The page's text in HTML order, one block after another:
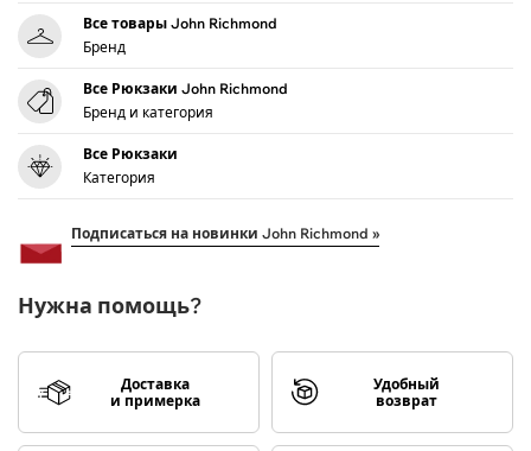
Все товары John Richmond
Бренд
Все Рюкзаки John Richmond
Бренд и категория
Все Рюкзаки
Категория
Подписаться на новинки John Richmond »
Нужна помощь?
Доставка
и примерка
Удобный
возврат